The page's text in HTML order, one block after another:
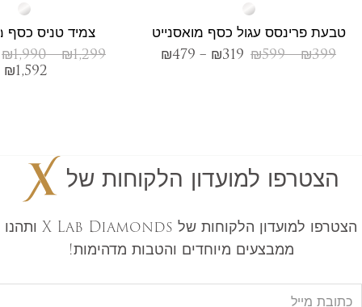
טבעת פרינסס עגול כסף מואסנייט
₪399
–
₪599
₪319
–
₪479
צמיד טניס כסף
₪1,299
–
₪1,990
₪1,592
הצטרפו למועדון הלקוחות של
הצטרפו למועדון הלקוחות של X Lab Diamonds ותהנו
ממבצעים מיוחדים והטבות מדהימות!